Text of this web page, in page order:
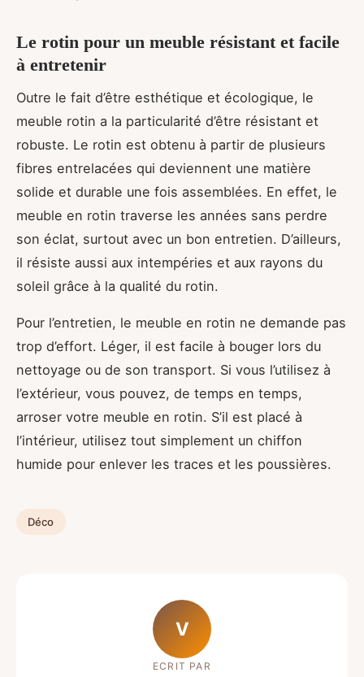
Le rotin pour un meuble résistant et facile
à entretenir
Outre le fait d’être esthétique et écologique, le
meuble rotin a la particularité d’être résistant et
robuste. Le rotin est obtenu à partir de plusieurs
fibres entrelacées qui deviennent une matière
solide et durable une fois assemblées. En effet, le
meuble en rotin traverse les années sans perdre
son éclat, surtout avec un bon entretien. D’ailleurs,
il résiste aussi aux intempéries et aux rayons du
soleil grâce à la qualité du rotin.
Pour l’entretien, le meuble en rotin ne demande pas
trop d’effort. Léger, il est facile à bouger lors du
nettoyage ou de son transport. Si vous l’utilisez à
l’extérieur, vous pouvez, de temps en temps,
arroser votre meuble en rotin. S’il est placé à
l’intérieur, utilisez tout simplement un chiffon
humide pour enlever les traces et les poussières.
Déco
V
ECRIT PAR